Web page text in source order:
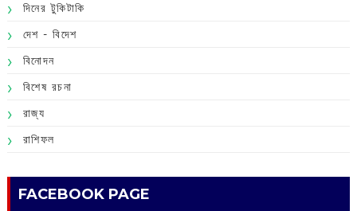
দিনের টুকিটাকি
দেশ - বিদেশ
বিনোদন
বিশেষ রচনা
রাজ্য
রাশিফল
FACEBOOK PAGE